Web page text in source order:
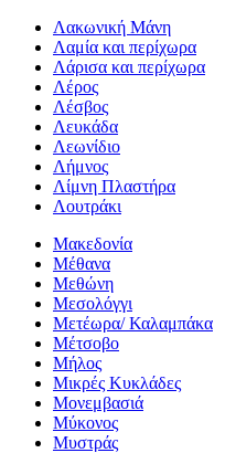
Λακωνική Μάνη
Λαμία και περίχωρα
Λάρισα και περίχωρα
Λέρος
Λέσβος
Λευκάδα
Λεωνίδιο
Λήμνος
Λίμνη Πλαστήρα
Λουτράκι
Μακεδονία
Μέθανα
Μεθώνη
Μεσολόγγι
Μετέωρα/ Καλαμπάκα
Μέτσοβο
Μήλος
Μικρές Κυκλάδες
Μονεμβασιά
Μύκονος
Μυστράς